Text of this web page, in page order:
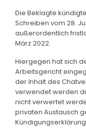
Die Beklagte
Schreiben vom 28.
außerordentlich
März 2022.
Hiergegen hat sich
Arbeitsgericht
der Inhalt des
verwendet werden
nicht verwertet
privaten Austausch